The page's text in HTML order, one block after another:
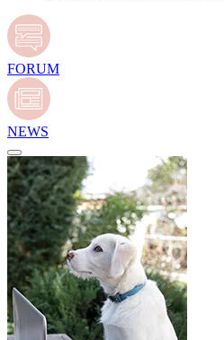
FORUM
NEWS